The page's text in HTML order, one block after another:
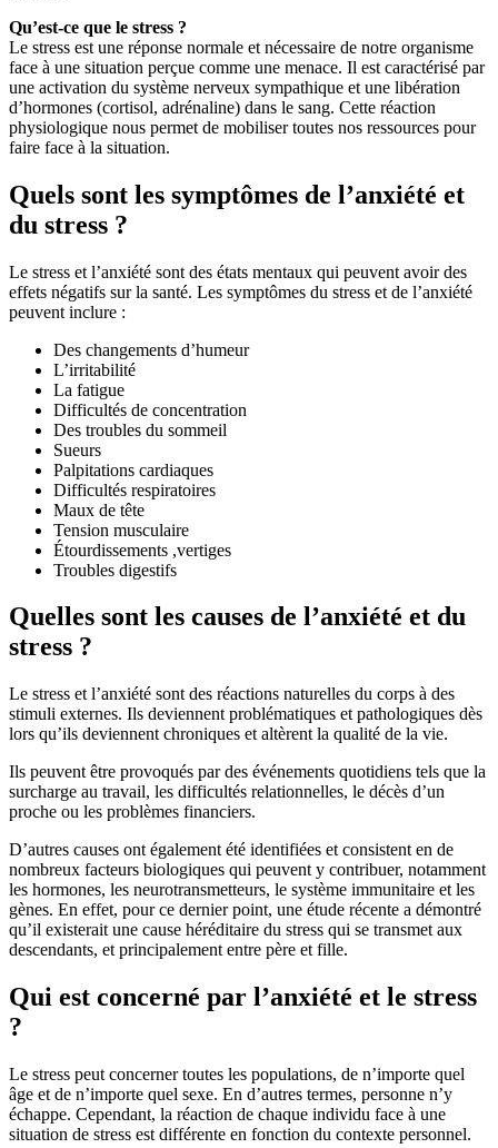
Qu’est-ce que le stress ?
Le stress est une réponse normale et nécessaire de notre organisme
face à une situation perçue comme une menace. Il est caractérisé par
une activation du système nerveux sympathique et une libération
d’hormones (cortisol, adrénaline) dans le sang. Cette réaction
physiologique nous permet de mobiliser toutes nos ressources pour
faire face à la situation.
Quels sont les symptômes de l’anxiété et
du stress ?
Le stress et l’anxiété sont des états mentaux qui peuvent avoir des
effets négatifs sur la santé. Les symptômes du stress et de l’anxiété
peuvent inclure :
Des changements d’humeur
L’irritabilité
La fatigue
Difficultés de concentration
Des troubles du sommeil
Sueurs
Palpitations cardiaques
Difficultés respiratoires
Maux de tête
Tension musculaire
Étourdissements ,vertiges
Troubles digestifs
Quelles sont les causes de l’anxiété et du
stress ?
Le stress et l’anxiété sont des réactions naturelles du corps à des
stimuli externes. Ils deviennent problématiques et pathologiques dès
lors qu’ils deviennent chroniques et altèrent la qualité de la vie.
Ils peuvent être provoqués par des événements quotidiens tels que la
surcharge au travail, les difficultés relationnelles, le décès d’un
proche ou les problèmes financiers.
D’autres causes ont également été identifiées et consistent en de
nombreux facteurs biologiques qui peuvent y contribuer, notamment
les hormones, les neurotransmetteurs, le système immunitaire et les
gènes. En effet, pour ce dernier point, une étude récente a démontré
qu’il existerait une cause héréditaire du stress qui se transmet aux
descendants, et principalement entre père et fille.
Qui est concerné par l’anxiété et le stress
?
Le stress peut concerner toutes les populations, de n’importe quel
âge et de n’importe quel sexe. En d’autres termes, personne n’y
échappe. Cependant, la réaction de chaque individu face à une
situation de stress est différente en fonction du contexte personnel.